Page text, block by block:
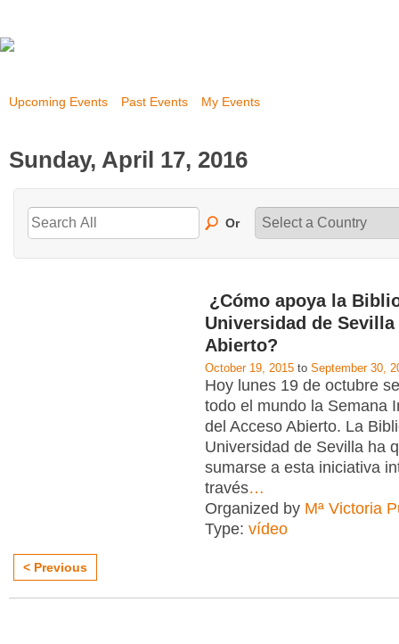
Upcoming Events Past Events My Events
Sunday, April 17, 2016
Or
¿Cómo apoya la
Universidad de
Abierto?
October 19, 2015 to September 30,
Hoy lunes 19 de octubre
todo el mundo la Semana
del Acceso Abierto. La
Universidad de Sevilla ha
sumarse a esta iniciativa
través…
Organized by Mª Victoria
Type: vídeo
< Previous